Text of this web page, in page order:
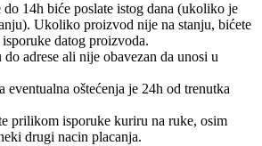
14h biće poslate istog dana (ukoliko je
Ukoliko proizvod nije na stanju, bićete
datog proizvoda.
adrese ali nije obavezan da unosi u
eventualna oštećenja je 24h od trenutka
prilikom isporuke kuriru na ruke, osim
drugi nacin placanja.